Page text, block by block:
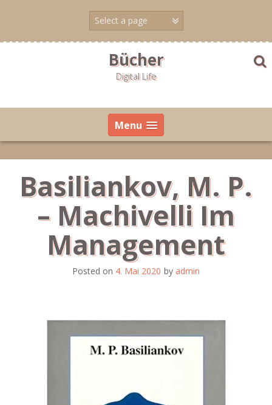
Bücher
Digital Life
Menu
Basiliankov, M. P.
– Machivelli Im
Management
Posted on 4. Mai 2020 by admin